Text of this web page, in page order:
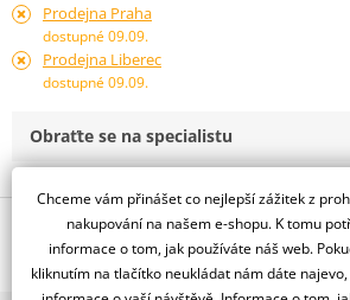
Prodejna Praha
dostupné 09.09.
Prodejna Liberec
dostupné 09.09.
Obraťte se na specialistu
Popis a parametry
Jsme autorizovaný
dealer značky EK + SUPERSPROX
Chceme vám přinášet co nejlepší zážitek z
nakupování na našem e-shopu. K tomu
informace o tom, jak používáte náš web.
kliknutím na tlačítko neukládat nám dáte